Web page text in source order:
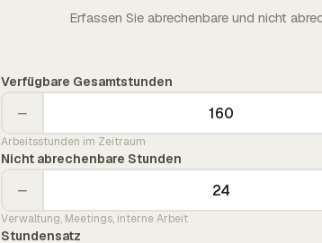
Erfassen Sie abrechenbare und nicht
Verfügbare Gesamtstunden
−
Arbeitsstunden im Zeitraum
Nicht abrechenbare Stunden
−
Verwaltung, Meetings, interne Arbeit
Stundensatz